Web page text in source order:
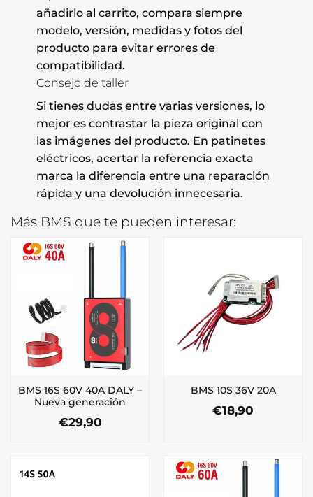
añadirlo al carrito, compara siempre
modelo, versión, medidas y fotos del
producto para evitar errores de
compatibilidad.
Consejo de taller
Si tienes dudas entre varias versiones, lo
mejor es contrastar la pieza original con
las imágenes del producto. En patinetes
eléctricos, acertar la referencia exacta
marca la diferencia entre una reparación
rápida y una devolución innecesaria.
Más BMS que te pueden interesar:
BMS 16S 60V 40A DALY –
Nueva generación
€29,90
BMS 10S 36V 20A
€18,90